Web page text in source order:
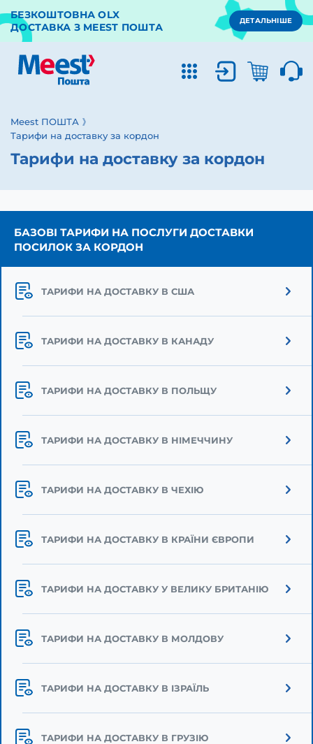
БЕЗКОШТОВНА OLX
ДОСТАВКА З MEEST ПОШТА
ДЕТАЛЬНІШЕ
Meest ПОШТА
Тарифи на доставку за кордон
Тарифи на доставку за кордон
БАЗОВІ ТАРИФИ НА ПОСЛУГИ ДОСТАВКИ
ПОСИЛОК ЗА КОРДОН
ТАРИФИ НА ДОСТАВКУ В США
ТАРИФИ НА ДОСТАВКУ В КАНАДУ
ТАРИФИ НА ДОСТАВКУ В ПОЛЬЩУ
ТАРИФИ НА ДОСТАВКУ В НІМЕЧЧИНУ
ТАРИФИ НА ДОСТАВКУ В ЧЕХІЮ
ТАРИФИ НА ДОСТАВКУ В КРАЇНИ ЄВРОПИ
ТАРИФИ НА ДОСТАВКУ У ВЕЛИКУ БРИТАНІЮ
ТАРИФИ НА ДОСТАВКУ В МОЛДОВУ
ТАРИФИ НА ДОСТАВКУ В ІЗРАЇЛЬ
ТАРИФИ НА ДОСТАВКУ В ГРУЗІЮ